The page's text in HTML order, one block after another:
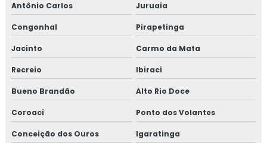
Antônio Carlos Juruaia
Congonhal Pirapetinga
Jacinto Carmo da Mata
Recreio Ibiraci
Bueno Brandão Alto Rio Doce
Coroaci Ponto dos Volantes
Conceição dos Ouros Igaratinga